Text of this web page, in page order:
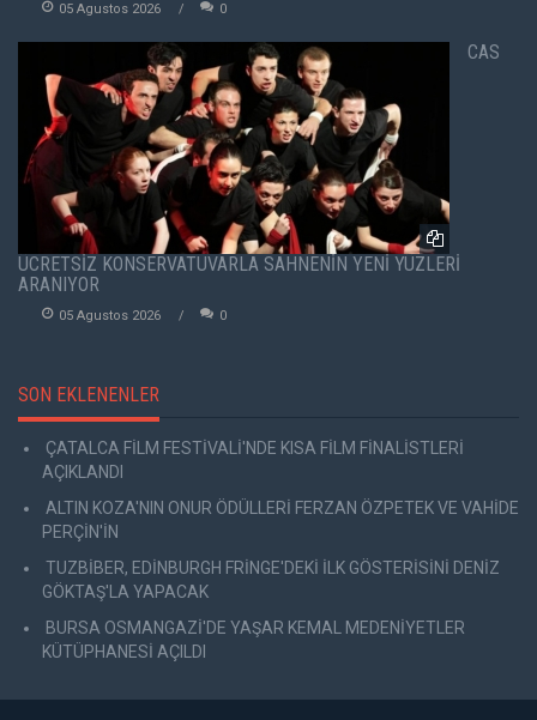
05 Agustos 2026 0
CAS
ÜCRETSİZ KONSERVATUVARLA SAHNENİN YENİ YÜZLERİ
ARANIYOR
05 Agustos 2026 0
SON EKLENENLER
ÇATALCA FİLM FESTİVALİ'NDE KISA FİLM FİNALİSTLERİ
AÇIKLANDI
ALTIN KOZA'NIN ONUR ÖDÜLLERİ FERZAN ÖZPETEK VE VAHİDE
PERÇİN'İN
TUZBİBER, EDİNBURGH FRİNGE'DEKİ İLK GÖSTERİSİNİ DENİZ
GÖKTAŞ'LA YAPACAK
BURSA OSMANGAZİ'DE YAŞAR KEMAL MEDENİYETLER
KÜTÜPHANESİ AÇILDI